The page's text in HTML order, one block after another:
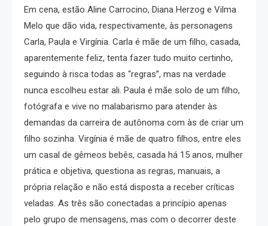
Em cena, estão Aline Carrocino, Diana Herzog e Vilma
Melo que dão vida, respectivamente, às personagens
Carla, Paula e Virgínia. Carla é mãe de um filho, casada,
aparentemente feliz, tenta fazer tudo muito certinho,
seguindo à risca todas as “regras”, mas na verdade
nunca escolheu estar ali. Paula é mãe solo de um filho,
fotógrafa e vive no malabarismo para atender às
demandas da carreira de autônoma com às de criar um
filho sozinha. Virgínia é mãe de quatro filhos, entre eles
um casal de gêmeos bebês, casada há 15 anos, mulher
prática e objetiva, questiona as regras, manuais, a
própria relação e não está disposta a receber críticas
veladas. As três são conectadas a princípio apenas
pelo grupo de mensagens, mas com o decorrer deste